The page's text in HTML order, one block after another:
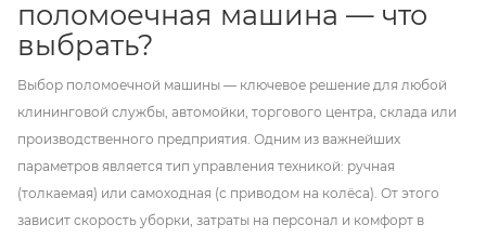
поломоечная машина — что
выбрать?
Выбор поломоечной машины — ключевое решение для любой
клининговой службы, автомойки, торгового центра, склада или
производственного предприятия. Одним из важнейших
параметров является тип управления техникой: ручная
(толкаемая) или самоходная (с приводом на колёса). От этого
зависит скорость уборки, затраты на персонал и комфорт в